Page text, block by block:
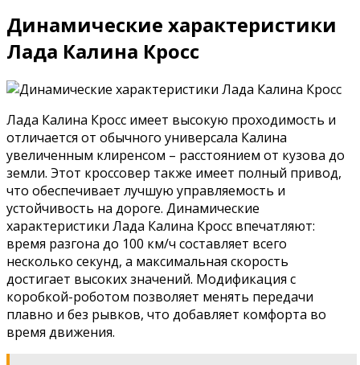
Динамические характеристики
Лада Калина Кросс
Лада Калина Кросс имеет высокую проходимость и
отличается от обычного универсала Калина
увеличенным клиренсом – расстоянием от кузова до
земли. Этот кроссовер также имеет полный привод,
что обеспечивает лучшую управляемость и
устойчивость на дороге. Динамические
характеристики Лада Калина Кросс впечатляют:
время разгона до 100 км/ч составляет всего
несколько секунд, а максимальная скорость
достигает высоких значений. Модификация с
коробкой-роботом позволяет менять передачи
плавно и без рывков, что добавляет комфорта во
время движения.